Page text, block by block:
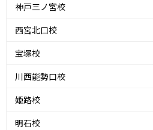
神戸三ノ宮校
西宮北口校
宝塚校
川西能勢口校
姫路校
明石校